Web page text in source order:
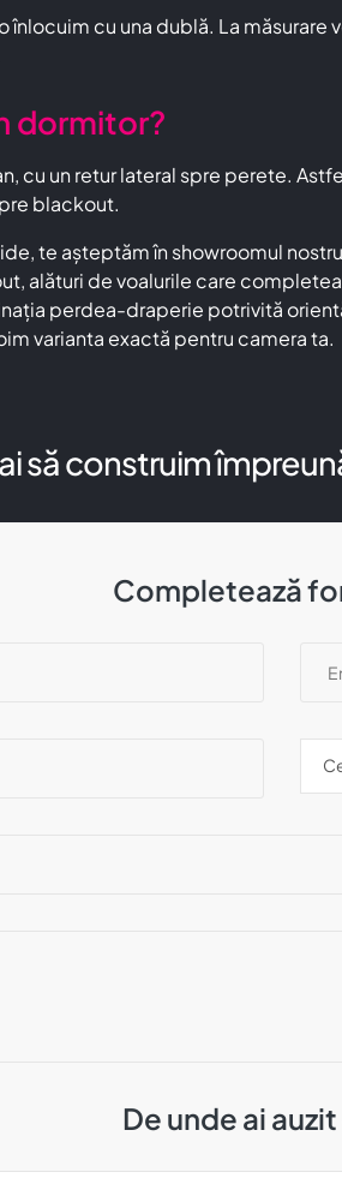
înlocuim cu una dublă. La
dormitor?
cu un retur lateral spre perete.
blackout.
te așteptăm în showroomul
alături de voalurile care
perdea-draperie potrivită
varianta exactă pentru camera ta.
să construim
Completează
De unde ai